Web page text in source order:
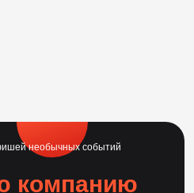
необычных событий
компанию